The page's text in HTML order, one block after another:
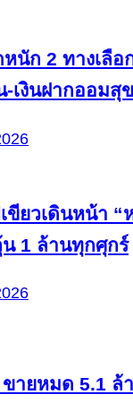
นัก 2 ทางเลือ
-เงินฝากออมสุข
ขียวเดินหน้า
น 1 ล้านทุกศุกร์
ายหมด 5.1 ล้